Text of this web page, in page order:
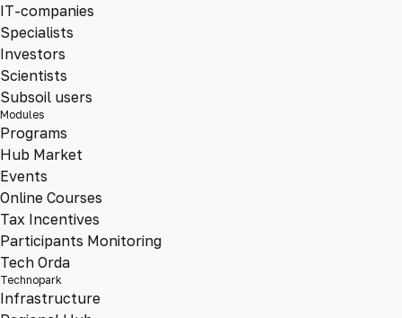
IT-companies
Specialists
Investors
Scientists
Subsoil users
Modules
Programs
Hub Market
Events
Online Courses
Tax Incentives
Participants Monitoring
Tech Orda
Technopark
Infrastructure